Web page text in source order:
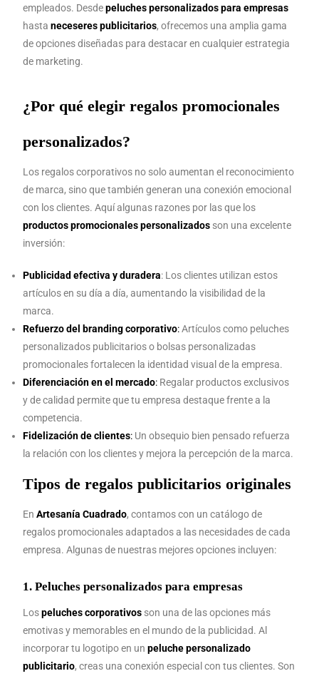
empleados. Desdepeluches personalizados para empresas
hastaneceseres publicitarios, ofrecemos una amplia gama
de opciones diseñadas para destacar en cualquier estrategia
de marketing.
¿Por qué elegir regalos promocionales
personalizados?
Los regalos corporativos no solo aumentan el reconocimiento
de marca, sino que también generan una conexión emocional
con los clientes. Aquí algunas razones por las que los
productos promocionales personalizados son una excelente
inversión:
Publicidad efectiva y duradera: Los clientes utilizan estos
artículos en su día a día, aumentando la visibilidad de la
marca.
Refuerzo del branding corporativo:Artículos como peluches
personalizados publicitarios o bolsas personalizadas
promocionales fortalecen la identidad visual de la empresa.
Diferenciación en el mercado: Regalar productos exclusivos
y de calidad permite que tu empresa destaque frente a la
competencia.
Fidelización de clientes: Un obsequio bien pensado refuerza
la relación con los clientes y mejora la percepción de la marca.
Tipos de regalos publicitarios originales
En Artesanía Cuadrado, contamos con un catálogo de
regalos promocionales adaptados a las necesidades de cada
empresa. Algunas de nuestras mejores opciones incluyen:
1.Peluches personalizados para empresas
Lospeluches corporativos son una de las opciones más
emotivas y memorables en el mundo de la publicidad. Al
incorporar tu logotipo en unpeluche personalizado
publicitario, creas una conexión especial con tus clientes. Son